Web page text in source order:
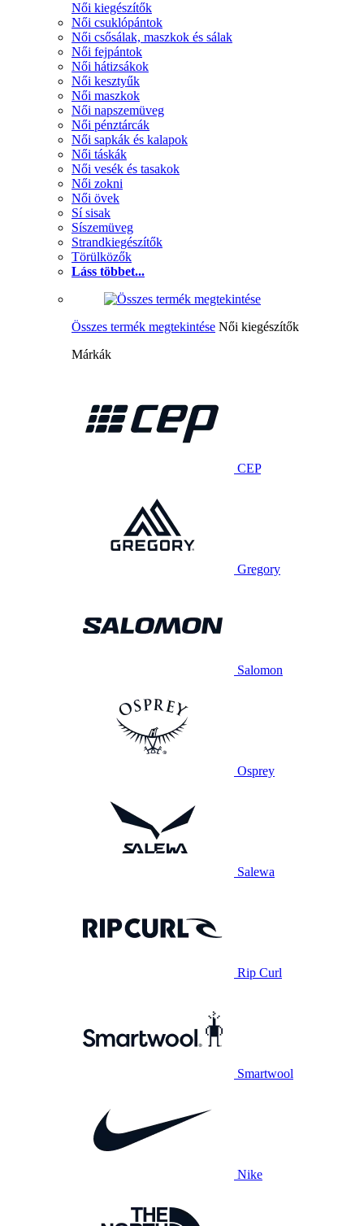
Női kiegészítők
Női csuklópántok
Női csősálak, maszkok és sálak
Női fejpántok
Női hátizsákok
Női kesztyűk
Női maszkok
Női napszemüveg
Női pénztárcák
Női sapkák és kalapok
Női táskák
Női vesék és tasakok
Női zokni
Női övek
Sí sisak
Síszemüveg
Strandkiegészítők
Törülközők
Láss többet...
Összes termék megtekintése Női kiegészítők
Márkák
CEP
Gregory
Salomon
Osprey
Salewa
Rip Curl
Smartwool
Nike